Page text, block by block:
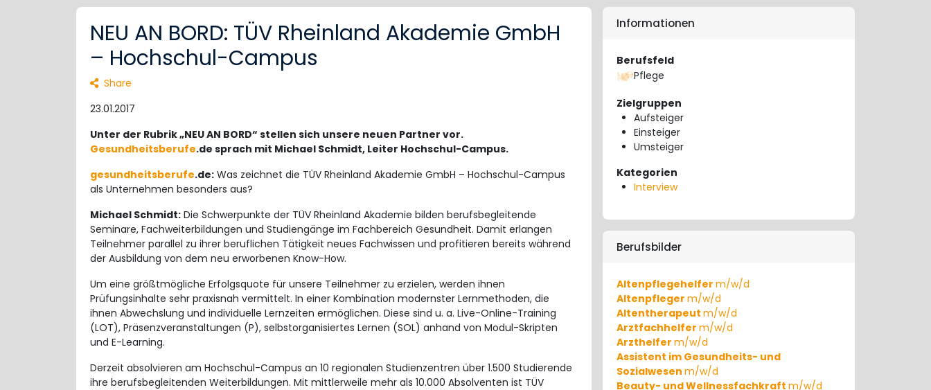
NEU AN BORD: TÜV Rheinland Akademie GmbH
– Hochschul-Campus
Share
23.01.2017
Unter der Rubrik „NEU AN BORD“ stellen sich unsere neuen Partner vor.
Gesundheitsberufe.de sprach mit Michael Schmidt, Leiter Hochschul-Campus.
gesundheitsberufe.de: Was zeichnet die TÜV Rheinland Akademie GmbH – Hochschul-Campus
als Unternehmen besonders aus?
Michael Schmidt: Die Schwerpunkte der TÜV Rheinland Akademie bilden berufsbegleitende
Seminare, Fachweiterbildungen und Studiengänge im Fachbereich Gesundheit. Damit erlangen
Teilnehmer parallel zu ihrer beruflichen Tätigkeit neues Fachwissen und profitieren bereits während
der Ausbildung von dem neu erworbenen Know-How.
Um eine größtmögliche Erfolgsquote für unsere Teilnehmer zu erzielen, werden ihnen
Prüfungsinhalte sehr praxisnah vermittelt. In einer Kombination modernster Lernmethoden, die
ihnen Abwechslung und individuelle Lernzeiten ermöglichen. Diese sind u. a. Live-Online-Training
(LOT), Präsenzveranstaltungen (P), selbstorganisiertes Lernen (SOL) anhand von Modul-Skripten
und E-Learning.
Derzeit absolvieren am Hochschul-Campus an 10 regionalen Studienzentren über 1.500 Studierende
ihre berufsbegleitenden Weiterbildungen. Mit mittlerweile mehr als 10.000 Absolventen ist TÜV
Informationen
Berufsfeld
Pflege
Zielgruppen
Aufsteiger
Einsteiger
Umsteiger
Kategorien
Interview
Berufsbilder
Altenpflegehelfer m/w/d
Altenpfleger m/w/d
Altentherapeut m/w/d
Arztfachhelfer m/w/d
Arzthelfer m/w/d
Assistent im Gesundheits- und
Sozialwesen m/w/d
Beauty- und Wellnessfachkraft m/w/d